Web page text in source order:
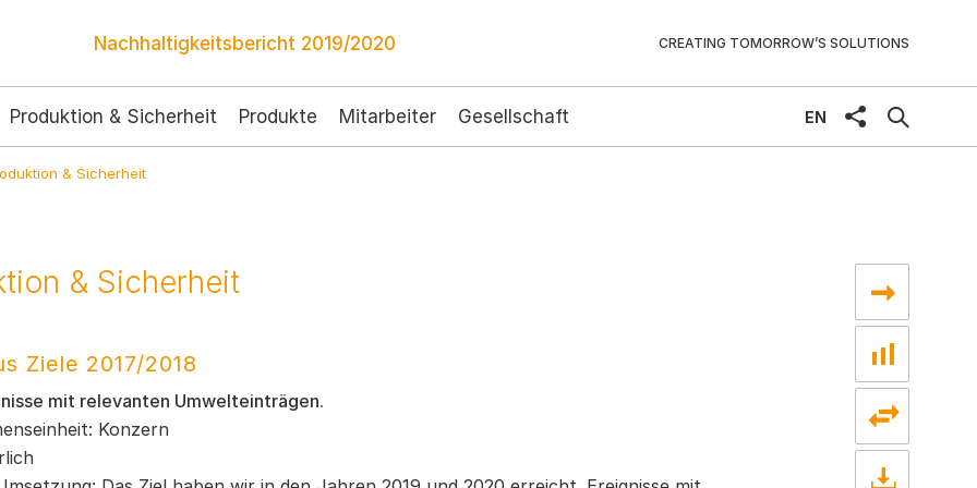
Nachhaltigkeitsbericht 2019/2020 CREATING TOMORROW’S SOLUTIONS
EN share
Produktion & Sicherheit Produkte Mitarbeiter Gesellschaft
& Sicherheit
& Sicherheit
Ziele 2017/2018
mit relevanten Umwelteinträgen.
Konzern